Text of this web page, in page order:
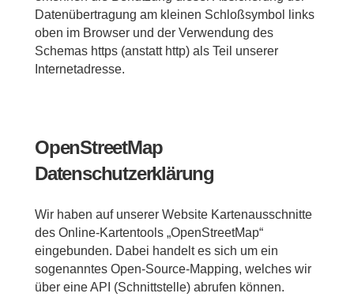
Datenübertragung am kleinen Schloßsymbol links
oben im Browser und der Verwendung des
Schemas https (anstatt http) als Teil unserer
Internetadresse.
OpenStreetMap
Datenschutzerklärung
Wir haben auf unserer Website Kartenausschnitte
des Online-Kartentools „OpenStreetMap“
eingebunden. Dabei handelt es sich um ein
sogenanntes Open-Source-Mapping, welches wir
über eine API (Schnittstelle) abrufen können.